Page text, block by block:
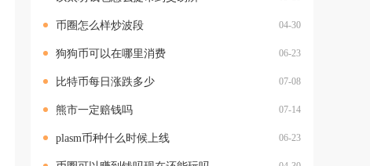
币圈怎么样炒波段 04-30
狗狗币可以在哪里消费 06-23
比特币每日涨跌多少 07-08
熊市一定赔钱吗 07-14
plasm币种什么时候上线 06-23